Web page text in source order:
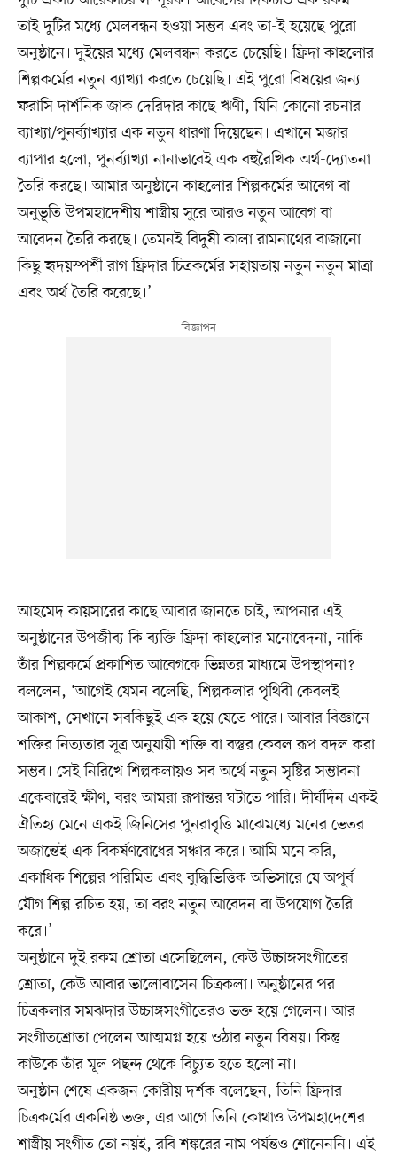
তাই দুটির মধ্যে মেলবন্ধন হওয়া সম্ভব এবং তা-ই হয়েছে পুরো
অনুষ্ঠানে। দুইয়ের মধ্যে মেলবন্ধন করতে চেয়েছি। ফ্রিদা কাহলোর
শিল্পকর্মের নতুন ব্যাখ্যা করতে চেয়েছি। এই পুরো বিষয়ের জন্য
ফরাসি দার্শনিক জাক দেরিদার কাছে ঋণী, যিনি কোনো রচনার
ব্যাখ্যা/পুনর্ব্যাখ্যার এক নতুন ধারণা দিয়েছেন। এখানে মজার
ব্যাপার হলো, পুনর্ব্যাখ্যা নানাভাবেই এক বহুরৈখিক অর্থ-দ্যোতনা
তৈরি করছে। আমার অনুষ্ঠানে কাহলোর শিল্পকর্মের আবেগ বা
অনুভূতি উপমহাদেশীয় শাস্ত্রীয় সুরে আরও নতুন আবেগ বা
আবেদন তৈরি করছে। তেমনই বিদুষী কালা রামনাথের বাজানো
কিছু হৃদয়স্পর্শী রাগ ফ্রিদার চিত্রকর্মের সহায়তায় নতুন নতুন মাত্রা
এবং অর্থ তৈরি করেছে।’
আহমেদ কায়সারের কাছে আবার জানতে চাই, আপনার এই
অনুষ্ঠানের উপজীব্য কি ব্যক্তি ফ্রিদা কাহলোর মনোবেদনা, নাকি
তাঁর শিল্পকর্মে প্রকাশিত আবেগকে ভিন্নতর মাধ্যমে উপস্থাপনা?
বললেন, ‘আগেই যেমন বলেছি, শিল্পকলার পৃথিবী কেবলই
আকাশ, সেখানে সবকিছুই এক হয়ে যেতে পারে। আবার বিজ্ঞানে
শক্তির নিত্যতার সূত্র অনুযায়ী শক্তি বা বস্তুর কেবল রূপ বদল করা
সম্ভব। সেই নিরিখে শিল্পকলায়ও সব অর্থে নতুন সৃষ্টির সম্ভাবনা
একেবারেই ক্ষীণ, বরং আমরা রূপান্তর ঘটাতে পারি। দীর্ঘদিন একই
ঐতিহ্য মেনে একই জিনিসের পুনরাবৃত্তি মাঝেমধ্যে মনের ভেতর
অজান্তেই এক বিকর্ষণবোধের সঞ্চার করে। আমি মনে করি,
একাধিক শিল্পের পরিমিত এবং বুদ্ধিভিত্তিক অভিসারে যে অপূর্ব
যৌগ শিল্প রচিত হয়, তা বরং নতুন আবেদন বা উপযোগ তৈরি
করে।’
অনুষ্ঠানে দুই রকম শ্রোতা এসেছিলেন, কেউ উচ্চাঙ্গসংগীতের
শ্রোতা, কেউ আবার ভালোবাসেন চিত্রকলা। অনুষ্ঠানের পর
চিত্রকলার সমঝদার উচ্চাঙ্গসংগীতেরও ভক্ত হয়ে গেলেন। আর
সংগীতশ্রোতা পেলেন আত্মমগ্ন হয়ে ওঠার নতুন বিষয়। কিন্তু
কাউকে তাঁর মূল পছন্দ থেকে বিচ্যুত হতে হলো না।
অনুষ্ঠান শেষে একজন কোরীয় দর্শক বলেছেন, তিনি ফ্রিদার
চিত্রকর্মের একনিষ্ঠ ভক্ত, এর আগে তিনি কোথাও উপমহাদেশের
শাস্ত্রীয় সংগীত তো নয়ই, রবি শঙ্করের নাম পর্যন্তও শোনেননি। এই